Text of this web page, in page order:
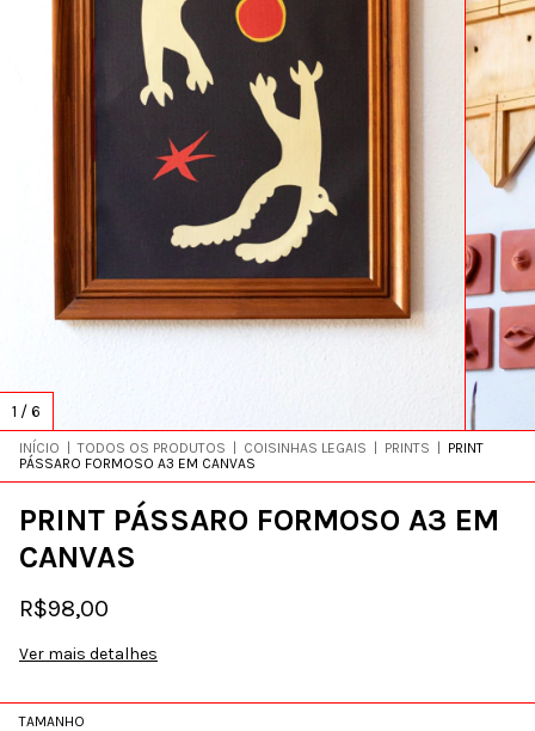
1 /6
INÍCIO TODOS OS PRODUTOS COISINHAS LEGAIS PRINTS
PRINT
PÁSSARO FORMOSO A3 EM CANVAS
PRINT PÁSSARO FORMOSO A3 EM
CANVAS
R$98,00
Ver mais detalhes
TAMANHO